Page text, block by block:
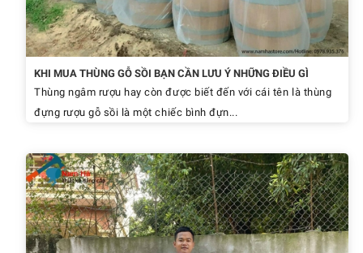
KHI MUA THÙNG GỖ SỒI BẠN CẦN LƯU Ý NHỮNG ĐIỀU GÌ
Thùng ngâm rượu hay còn được biết đến với cái tên là thùng
đựng rượu gỗ sồi là một chiếc bình đựn...